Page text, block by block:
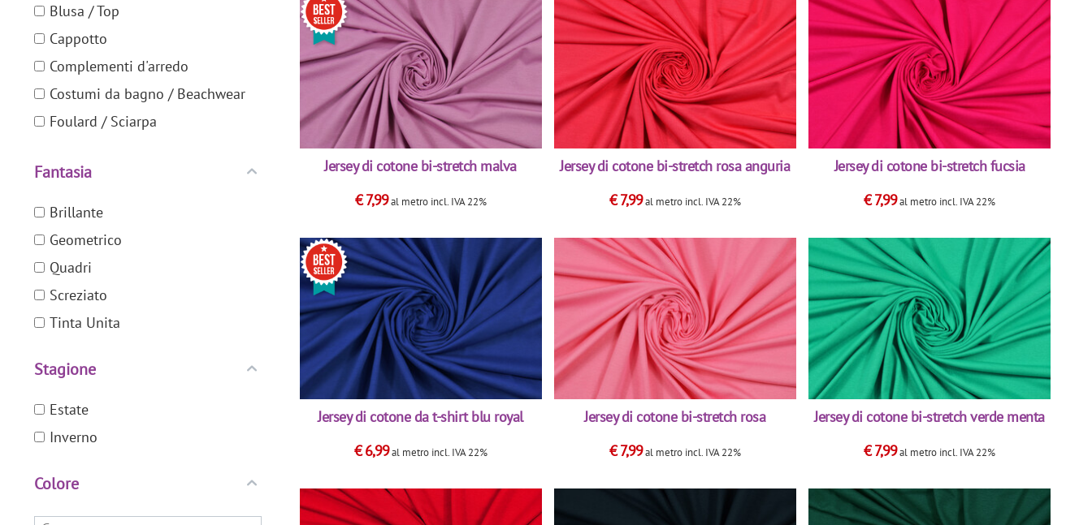
Blusa / Top
Cappotto
Complementi d'arredo
Costumi da bagno / Beachwear
Foulard / Sciarpa
Maschere / Cosplay
Pantalone / Gonna / Abito: lunghi
Abitino: classici
Soprabito / Spolverino
Sport / Outdoor
Fantasia
Brillante
Geometrico
Quadri
Screziato
Tinta Unita
Stagione
Estate
Inverno
Colore
Jersey di cotone bi-stretch malva
€7,99al metro incl. IVA 22%
Jersey di cotone bi-stretch rosa anguria
€7,99al metro incl. IVA 22%
Jersey di cotone bi-stretch fucsia
€7,99al metro incl. IVA 22%
Jersey di cotone da t-shirt blu royal
€6,99al metro incl. IVA 22%
Jersey di cotone bi-stretch rosa
€7,99al metro incl. IVA 22%
Jersey di cotone bi-stretch verde menta
€7,99al metro incl. IVA 22%